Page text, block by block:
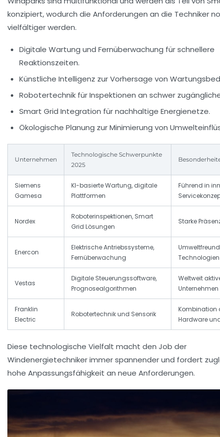
konzipiert, wodurch die Anforderungen an die Techniker
vielfältiger werden.
Digitale Wartung und Fernüberwachung für schnellere
Reaktionszeiten.
Künstliche Intelligenz zur Vorhersage von
Robotertechnik für Inspektionen an schwer
Smart Grid Integration für nachhaltige Energienetze.
Ökologische Planung zur Minimierung von
Unternehmen
Technologische Schwerpunkte
2025
Siemens
Gamesa
KI-basierte Wartung, digitale
Plattformen
Führend in
Nordex
Roboterinspektionen, Smart
Grid Lösungen
Starke
Enercon
Elektrische Antriebssysteme,
Fernüberwachung
Technologien
Vestas
Digitale Steuerungssoftware,
Prognosealgorithmen
Weltweit
Unternehmen
Franklin
Electric
Robotertechnik und Sensorik
Kombination
Hardware
Diese technologische Vielfalt macht den Job der
Windenergietechniker immer spannender und fordert
hohe Anpassungsfähigkeit an neue Anforderungen.